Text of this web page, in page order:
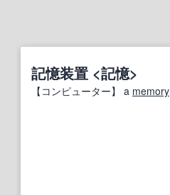
記憶装置 <記憶>
【 コンピューター】 a memory